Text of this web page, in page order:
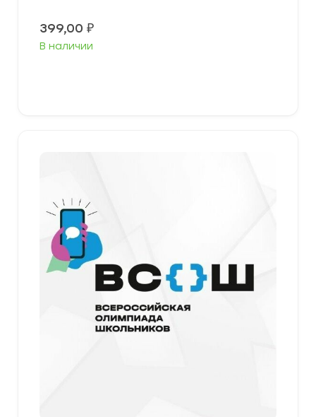
399,00 ₽
В наличии